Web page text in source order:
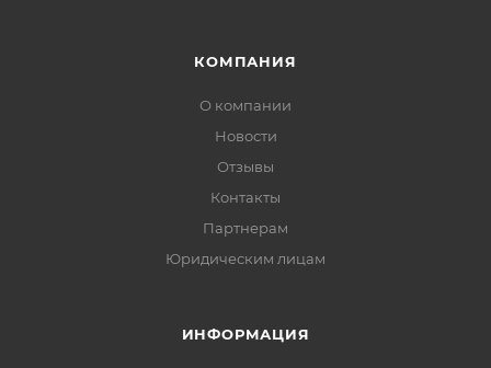
КОМПАНИЯ
О компании
Новости
Отзывы
Контакты
Партнерам
Юридическим лицам
ИНФОРМАЦИЯ